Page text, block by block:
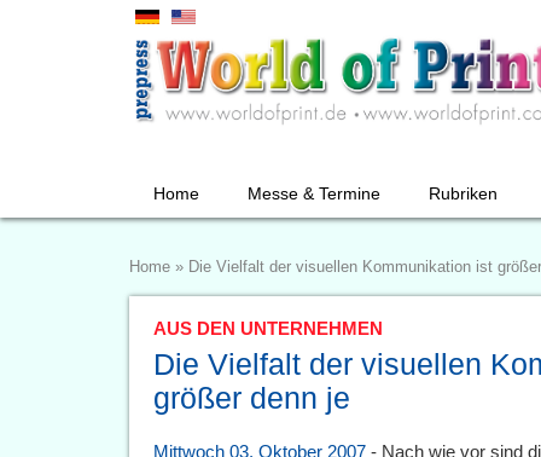
Home Messe & Termine Rubriken
Home » Die Vielfalt der visuellen Kommunikation ist
AUS DEN UNTERNEHMEN
Die Vielfalt der visuellen
größer denn je
Mittwoch 03. Oktober 2007 - Nach wie vor sind